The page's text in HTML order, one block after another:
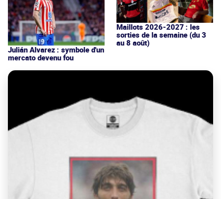
Julián Alvarez : symbole d'un
mercato devenu fou
Maillots 2026-2027 : les
sorties de la semaine (du 3
au 8 août)